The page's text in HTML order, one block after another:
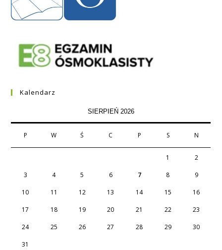
Kalendarz
SIERPIEŃ 2026
P W Ś C P S N
1 2
3 4 5 6 7 8 9
10 11 12 13 14 15 16
17 18 19 20 21 22 23
24 25 26 27 28 29 30
31